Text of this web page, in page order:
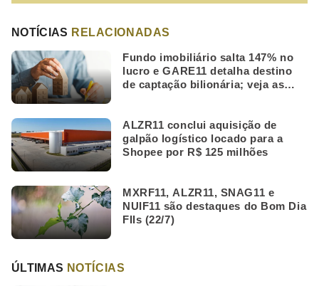
NOTÍCIAS RELACIONADAS
Fundo imobiliário salta 147% no
lucro e GARE11 detalha destino
de captação bilionária; veja as
ALZR11 conclui aquisição de
galpão logístico locado para a
Shopee por R$ 125 milhões
MXRF11, ALZR11, SNAG11 e
NUIF11 são destaques do Bom Dia
FIIs (22/7)
ÚLTIMAS NOTÍCIAS